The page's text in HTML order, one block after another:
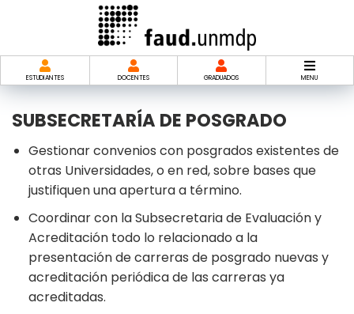
ESTUDIANTES DOCENTES GRADUADOS MENU
SUBSECRETARÍA DE POSGRADO
Gestionar convenios con posgrados existentes de
otras Universidades, o en red, sobre bases que
justifiquen una apertura a término.
Coordinar con la Subsecretaria de Evaluación y
Acreditación todo lo relacionado a la
presentación de carreras de posgrado nuevas y
acreditación periódica de las carreras ya
acreditadas.